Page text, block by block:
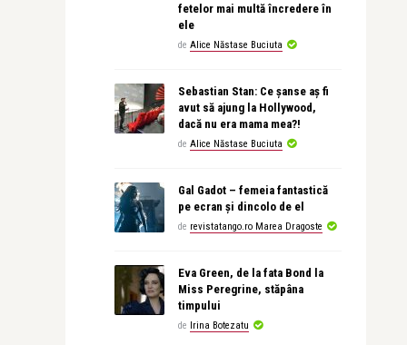
fetelor mai multă încredere în
ele
de Alice Năstase Buciuta
Sebastian Stan: Ce șanse aș fi
avut să ajung la Hollywood,
dacă nu era mama mea?!
de Alice Năstase Buciuta
Gal Gadot – femeia fantastică
pe ecran și dincolo de el
de revistatango.ro Marea Dragoste
Eva Green, de la fata Bond la
Miss Peregrine, stăpâna
timpului
de Irina Botezatu